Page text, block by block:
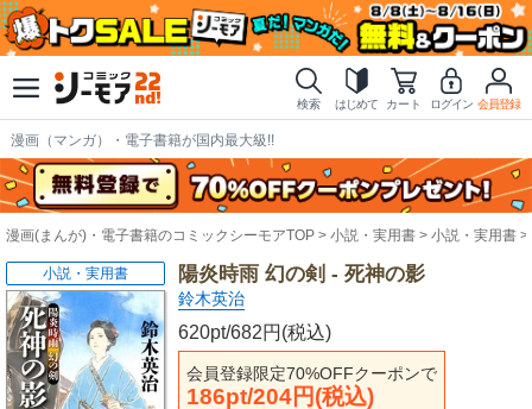
検索 はじめて カート ログイン 会員登録
漫画（マンガ）・電子書籍が国内最大級!!
漫画(まんが)・電子書籍のコミックシーモアTOP 小説・実用書 小説・実用書
陽炎時雨 幻の剣 - 死神の影
鈴木英治
620pt/682円(税込)
会員登録限定70%OFFクーポンで
186pt/204円(税込)
小説・実用書